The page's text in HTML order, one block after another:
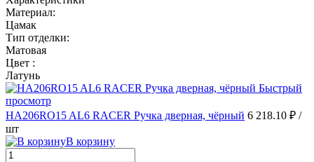
Материал:
Цамак
Тип отделки:
Матовая
Цвет :
Латунь
Быстрый
просмотр
HA206RO15 AL6 RACER Ручка дверная, чёрный 6 218.10 ₽ /
шт
В корзину